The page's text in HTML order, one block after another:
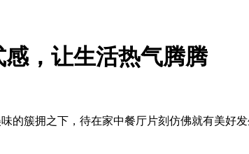
，让生活热气腾腾
簇拥之下，待在家中餐厅片刻仿佛就有美好